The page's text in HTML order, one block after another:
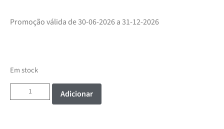
Promoção válida de 30-06-2026 a 31-12-2026
Em stock
Adicionar